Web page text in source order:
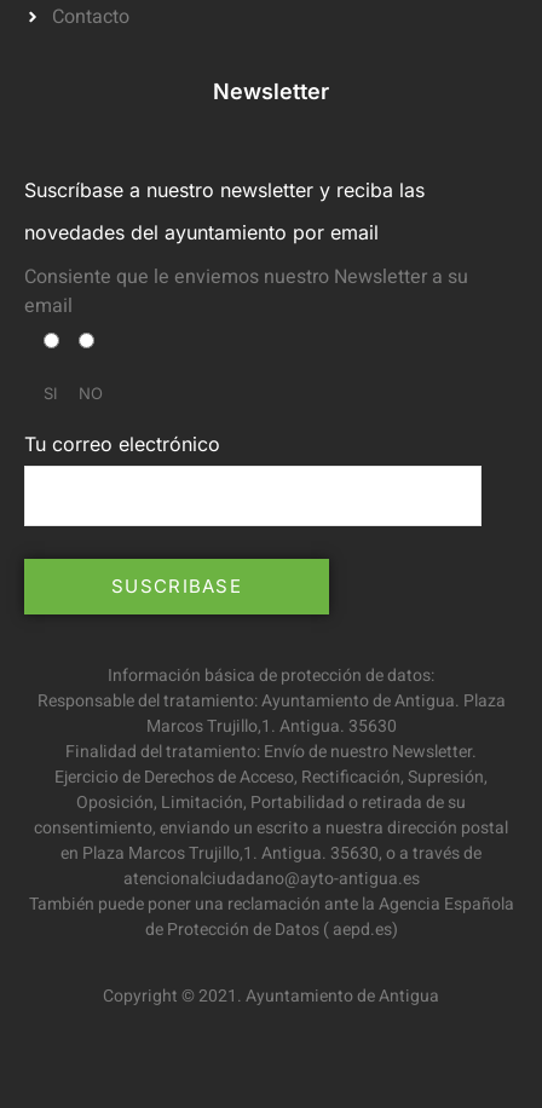
Contacto
Newsletter
Suscríbase a nuestro newsletter y reciba las
novedades del ayuntamiento por email
Consiente que le enviemos nuestro Newsletter a su
email
SI NO
Tu correo electrónico
Información básica de protección de datos:
Responsable del tratamiento: Ayuntamiento de Antigua. Plaza
Marcos Trujillo,1. Antigua. 35630
Finalidad del tratamiento: Envío de nuestro Newsletter.
Ejercicio de Derechos de Acceso, Rectificación, Supresión,
Oposición, Limitación, Portabilidad o retirada de su
consentimiento, enviando un escrito a nuestra dirección postal
en Plaza Marcos Trujillo,1. Antigua. 35630, o a través de
atencionalciudadano@ayto-antigua.es
También puede poner una reclamación ante la Agencia Española
de Protección de Datos ( aepd.es)
Copyright © 2021. Ayuntamiento de Antigua